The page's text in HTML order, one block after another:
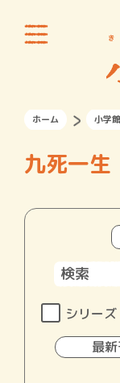
ホーム 小学
九死一生
シリー
最